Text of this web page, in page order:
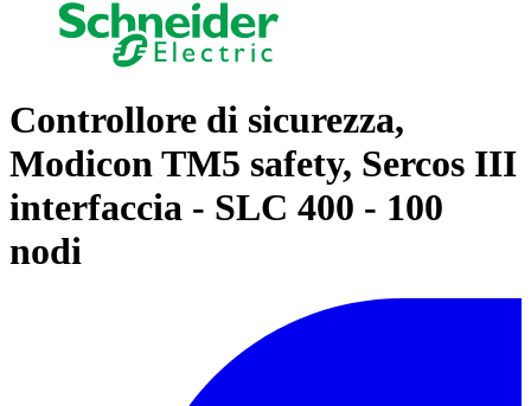
Controllore di sicurezza,
Modicon TM5 safety, Sercos III
interfaccia - SLC 400 - 100
nodi